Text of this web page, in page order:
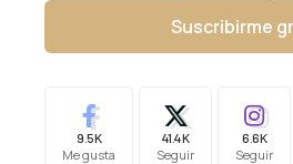
Suscribirme
9.5K
Me gusta
41.4K
Seguir
6.6K
Seguir